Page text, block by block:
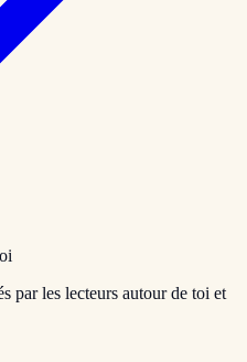
par les lecteurs autour de toi et